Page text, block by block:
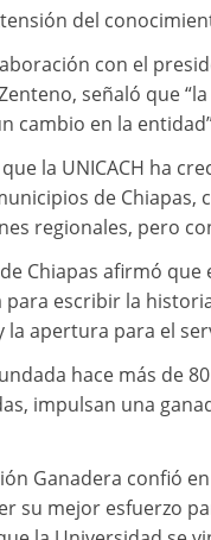
del
con el
señaló que
cambio en la
la UNICACH ha
de Chiapas,
regionales, pero
Chiapas afirmó
escribir la
apertura para el
hace más de
impulsan una
Ganadera confió
su mejor esfuerzo